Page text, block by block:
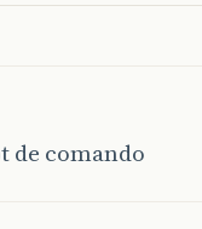
de comando